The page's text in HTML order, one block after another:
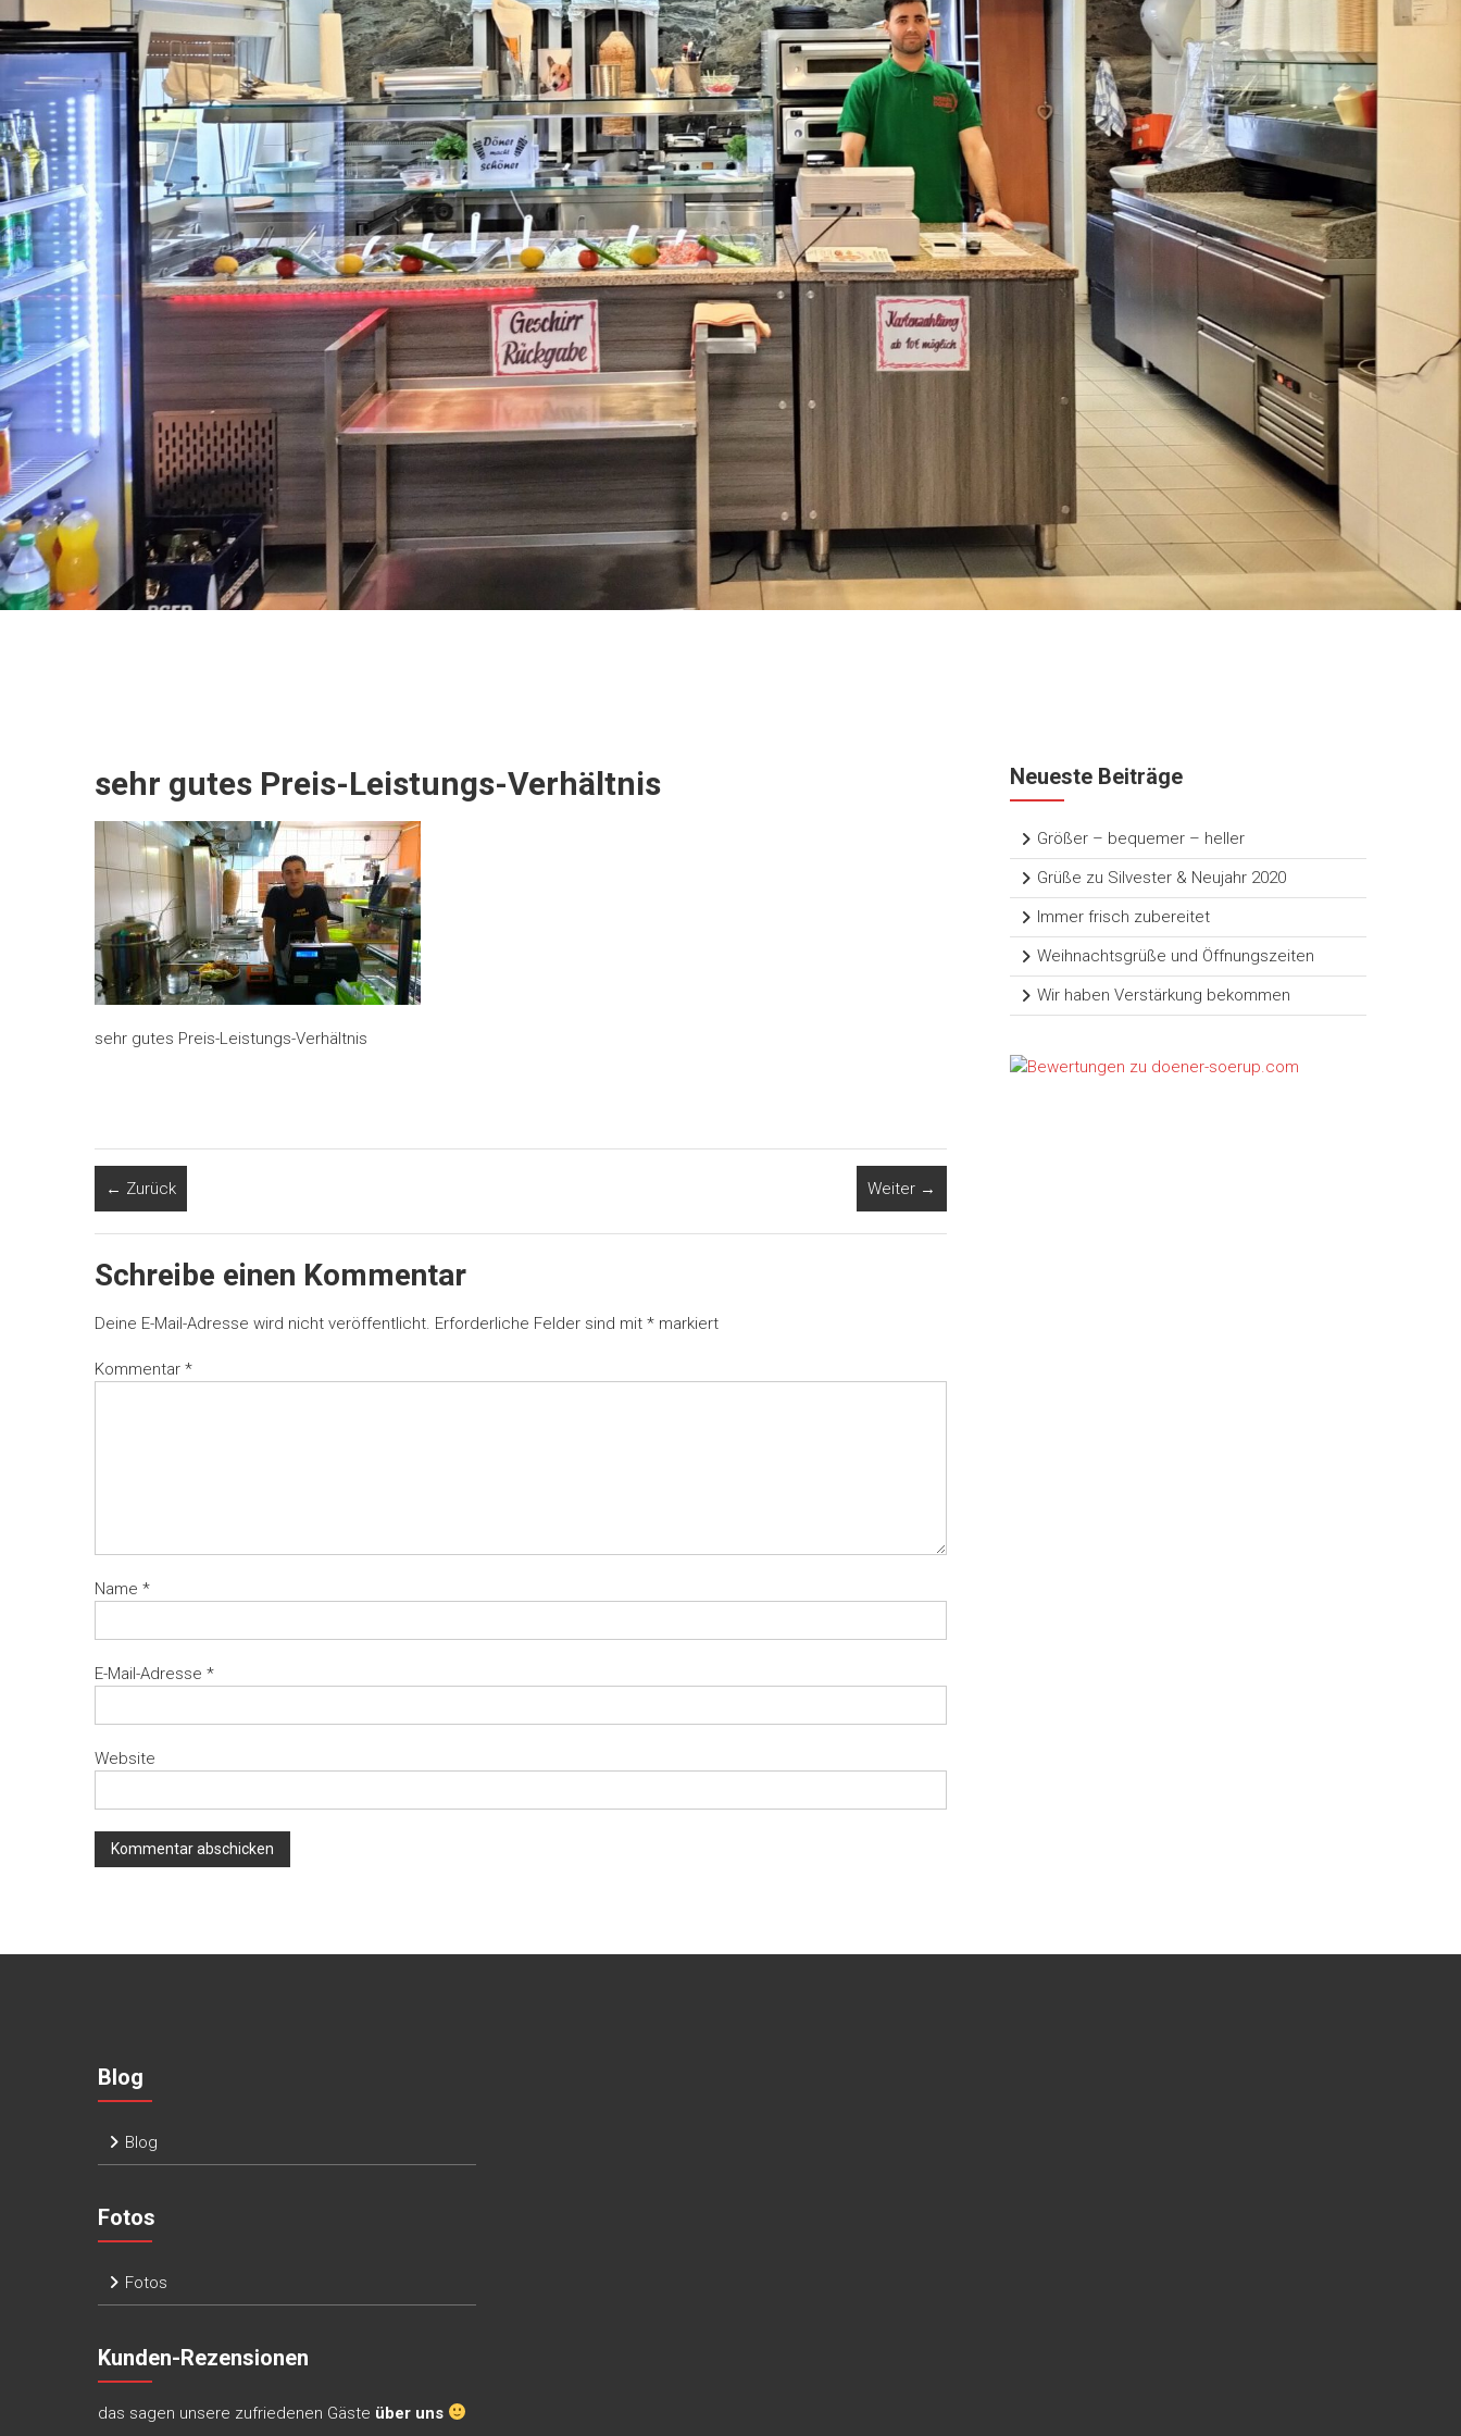
sehr gutes Preis-Leistungs-Verhältnis
sehr gutes Preis-Leistungs-Verhältnis
← Zurück Weiter →
Schreibe einen Kommentar
Deine E-Mail-Adresse wird nicht veröffentlicht. Erforderliche Felder sind mit * markiert
Kommentar *
Name *
E-Mail-Adresse *
Website
Neueste Beiträge
Größer – bequemer – heller
Grüße zu Silvester & Neujahr 2020
Immer frisch zubereitet
Weihnachtsgrüße und Öffnungszeiten
Wir haben Verstärkung bekommen
Blog
Blog
Fotos
Fotos
Kunden-Rezensionen
das sagen unsere zufriedenen Gäste über uns